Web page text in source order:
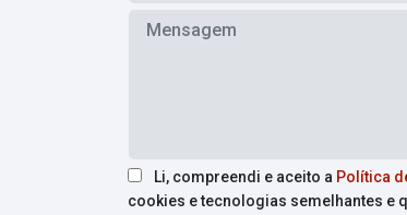
Li, compreendi e aceito a Política
cookies e tecnologias semelhantes e